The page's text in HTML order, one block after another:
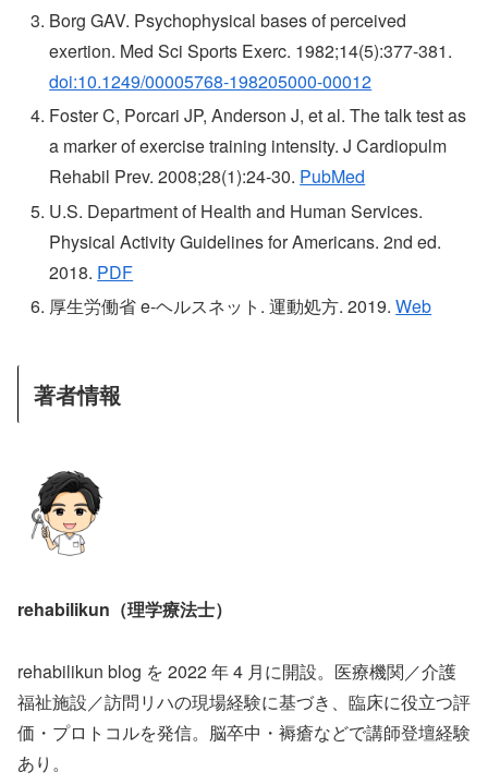
Borg GAV. Psychophysical bases of perceived
exertion. Med Sci Sports Exerc. 1982;14(5):377-381.
doi:10.1249/00005768-198205000-00012
Foster C, Porcari JP, Anderson J, et al. The talk test as
a marker of exercise training intensity. J Cardiopulm
Rehabil Prev. 2008;28(1):24-30. PubMed
U.S. Department of Health and Human Services.
Physical Activity Guidelines for Americans. 2nd ed.
2018. PDF
厚生労働省 e-ヘルスネット. 運動処方. 2019.Web
著者情報
rehabilikun（理学療法士）
rehabilikun blog を 2022 年 4 月に開設。医療機関／介護
福祉施設／訪問リハの現場経験に基づき、臨床に役立つ評
価・プロトコルを発信。脳卒中・褥瘡などで講師登壇経験
あり。